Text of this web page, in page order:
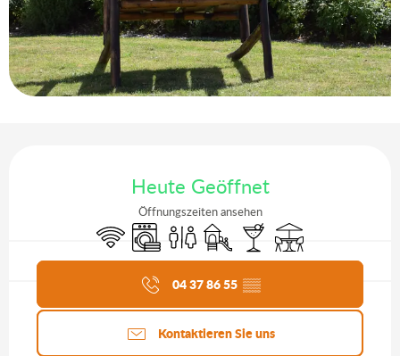
Heute Geöffnet
Öffnungszeiten ansehen
Wi-Fi Waschmaschine
ToilettenSpiele für Kinder / Spielplatz
Bar / Getränkestand
Terrasse
Aktuelle Agenda
04 37 86 55 ▒▒
Kontaktieren Sie uns